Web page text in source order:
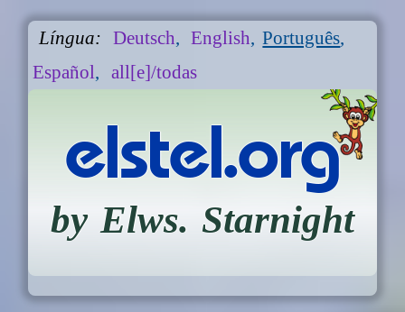
Língua: Deutsch, English,Português,
Español, all[e]/todas
elstel.org
by Elws. Starnight